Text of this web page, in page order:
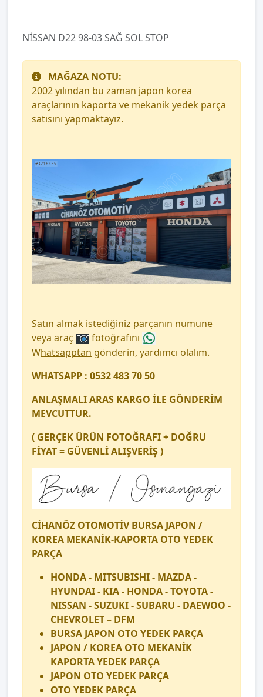
NİSSAN D22 98-03 SAĞ SOL STOP
MAĞAZA NOTU:
2002 yılından bu zaman japon korea
araçlarının kaporta ve mekanik yedek parça
satısını yapmaktayız.
Satın almak istediğiniz parçanın numune
veya araç
fotoğrafını
Whatsapptan gönderin, yardımcı olalım.
WHATSAPP : 0532 483 70 50
ANLAŞMALI ARAS KARGO İLE GÖNDERİM
MEVCUTTUR.
( GERÇEK ÜRÜN FOTOĞRAFI + DOĞRU
FİYAT = GÜVENLİ ALIŞVERİŞ )
CİHANÖZ OTOMOTİV BURSA JAPON /
KOREA MEKANİK-KAPORTA OTO YEDEK
PARÇA
HONDA - MITSUBISHI - MAZDA -
HYUNDAI - KIA - HONDA - TOYOTA -
NISSAN - SUZUKI - SUBARU - DAEWOO -
CHEVROLET – DFM
BURSA JAPON OTO YEDEK PARÇA
JAPON / KOREA OTO MEKANİK
KAPORTA YEDEK PARÇA
JAPON OTO YEDEK PARÇA
OTO YEDEK PARÇA